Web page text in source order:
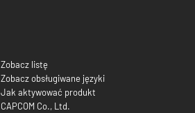
Zobacz listę
Zobacz obsługiwane języki
Jak aktywować produkt
CAPCOM Co., Ltd.